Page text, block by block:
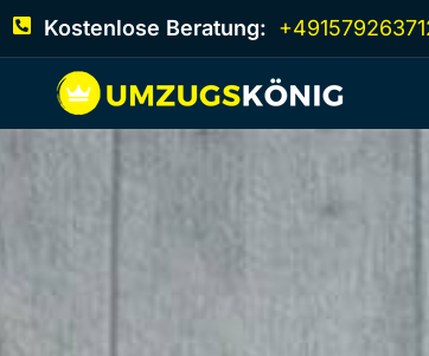
Kostenlose Beratung: